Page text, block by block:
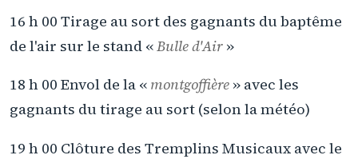
16 h 00 Tirage au sort des gagnants du baptême
de l'air sur le stand «Bulle d'Air »
18 h 00 Envol de la « montgoffière » avec les
gagnants du tirage au sort (selon la météo)
19 h 00 Clôture des Tremplins Musicaux avec le